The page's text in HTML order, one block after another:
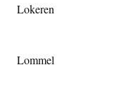
Lokeren
Lommel